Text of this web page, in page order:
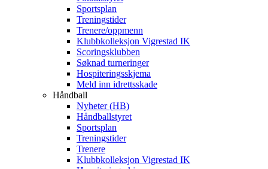
Sportsplan
Treningstider
Trenere/oppmenn
Klubbkolleksjon Vigrestad IK
Scoringsklubben
Søknad turneringer
Hospiteringsskjema
Meld inn idrettsskade
Håndball
Nyheter (HB)
Håndballstyret
Sportsplan
Treningstider
Trenere
Klubbkolleksjon Vigrestad IK